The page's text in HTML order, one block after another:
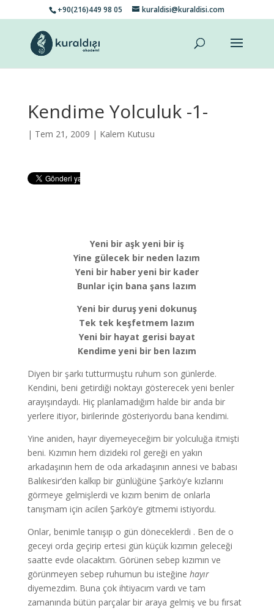
+90(216)449 98 05 kuraldisi@kuraldisi.com
Kendime Yolculuk -1-
| Tem 21, 2009 | Kalem Kutusu
Yeni bir aşk yeni bir iş
Yine gülecek bir neden lazım
Yeni bir haber yeni bir kader
Bunlar için bana şans lazım
Yeni bir duruş yeni dokunuş
Tek tek keşfetmem lazım
Yeni bir hayat gerisi bayat
Kendime yeni bir ben lazım
Diyen bir şarkı tutturmuştu ruhum son günlerde.
Kendini, beni getirdiği noktayı gösterecek yeni benler
arayışındaydı. Hiç planlamadığım halde bir anda bir
yerlere itiyor, birilerinde gösteriyordu bana kendimi.
Yine aniden, hayır diyemeyeceğim bir yolculuğa itmişti
beni. Kızımın hem dizideki rol gereği en yakın
arkadaşının hem de oda arkadaşının annesi ve babası
Balıkesir’den kalkıp bir günlüğüne Şarköy’e kızlarını
görmeye gelmişlerdi ve kızım benim de onlarla
tanışmam için acilen Şarköy’e gitmemi istiyordu.
Onlar, benimle tanışıp o gün döneceklerdi . Ben de o
geceyi orda geçirip ertesi gün küçük kızımın geleceği
saatte evde olacaktım. Görünen sebep kızımın ve
görünmeyen sebep ruhumun bu isteğine hayır
diyemezdim. Buna çok ihtiyacım vardı ve tam
zamanında bütün parçalar bir araya gelmiş ve bu fırsat